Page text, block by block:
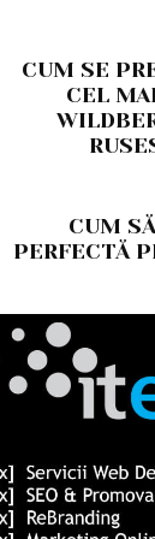
CUM SE
CEL
CUM
PERFECTĂ